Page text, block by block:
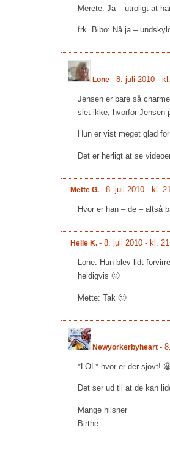
Merete: Ja – utroligt at
frk. Bibo: Nå ja –
Lone - 8. juli 2010 -
Jensen er bare så
slet ikke, hvorfor Jensen
Hun er vist meget glad
Det er herligt at se
Mette G. - 8. juli 2010 - kl.
Hvor er han – de – altså
Helle K. - 8. juli 2010 - kl.
Lone: Hun blev lidt
heldigvis 🙂
Mette: Tak 🙂
Newyorkerbyheart -
*LOL* hvor er der sjovt!
Det ser ud til at de kan
Mange hilsner
Birthe